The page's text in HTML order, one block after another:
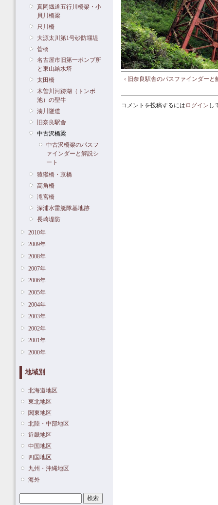
真岡鐡道五行川橋梁・小
貝川橋梁
只川橋
大源太川第1号砂防堰堤
菅橋
名古屋市旧第一ポンプ所
と東山給水塔
太田橋
木曽川河跡湖（トンボ
池）の聖牛
湊川隧道
旧奈良駅舎
中古沢橋梁
中古沢橋梁のパスフ
ァインダーと解説シ
ート
猿猴橋・京橋
高角橋
滝宮橋
深浦水雷艇隊基地跡
長崎堤防
2010年
2009年
2008年
2007年
2006年
2005年
2004年
2003年
2002年
2001年
2000年
地域別
北海道地区
東北地区
関東地区
北陸・中部地区
近畿地区
中国地区
四国地区
九州・沖縄地区
海外
‹ 旧奈良駅舎のパスファインダーと
コメントを投稿するには ログイン し